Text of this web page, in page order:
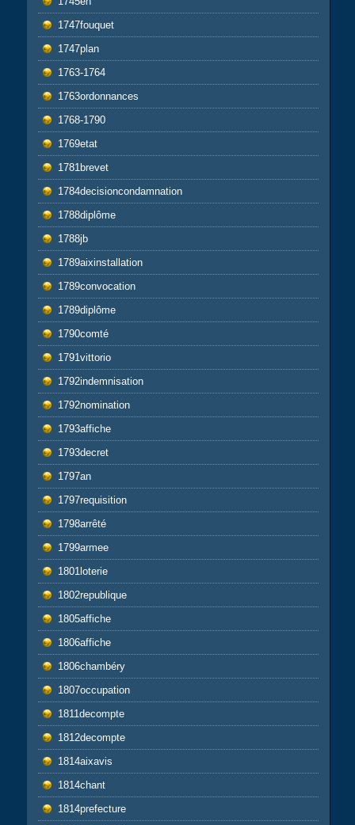
1747fouquet
1747plan
1763-1764
1763ordonnances
1768-1790
1769etat
1781brevet
1784decisioncondamnation
1788diplôme
1788jb
1789aixinstallation
1789convocation
1789diplôme
1790comté
1791vittorio
1792indemnisation
1792nomination
1793affiche
1793decret
1797an
1797requisition
1798arrêté
1799armee
1801loterie
1802republique
1805affiche
1806affiche
1806chambéry
1807occupation
1811decompte
1812decompte
1814aixavis
1814chant
1814prefecture